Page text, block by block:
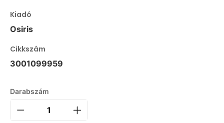
Kiadó
Osiris
Cikkszám
3001099959
Darabszám